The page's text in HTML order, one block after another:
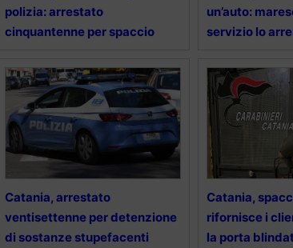
polizia: arrestato
cinquantenne per spaccio
un’auto:
servizio lo
Catania, arrestato
ventisettenne per detenzione
di sostanze stupefacenti
Catania,
rifornisce i
la porta